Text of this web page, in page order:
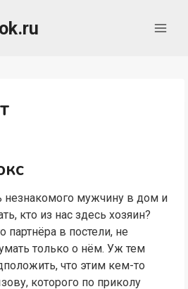
незнакомого мужчину в дом и
кто из нас здесь хозяин?
партнёра в постели, не
только о нём. Уж тем
что этим кем-то
которого по приколу